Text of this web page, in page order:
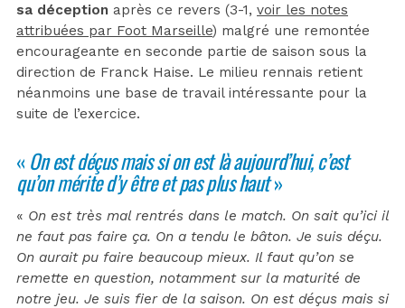
sa déception après ce revers (3-1, voir les notes
attribuées par Foot Marseille) malgré une remontée
encourageante en seconde partie de saison sous la
direction de Franck Haise. Le milieu rennais retient
néanmoins une base de travail intéressante pour la
suite de l’exercice.
« On est déçus mais si on est là aujourd’hui, c’est
qu’on mérite d’y être et pas plus haut»
« On est très mal rentrés dans le match. On sait qu’ici il
ne faut pas faire ça. On a tendu le bâton. Je suis déçu.
On aurait pu faire beaucoup mieux. Il faut qu’on se
remette en question, notamment sur la maturité de
notre jeu. Je suis fier de la saison. On est déçus mais si